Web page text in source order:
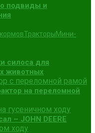
подвиды и
ТракторыМини-
силоса для
животных
на переломной
– JOHN DEERE